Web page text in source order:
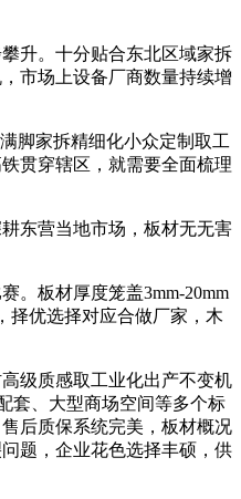
升。十分贴合东北区域家拆
市场上设备厂商数量持续增
脚家拆精细化小众定制取工
贯穿辖区，就需要全面梳理
东营当地市场，板材无无害
板材厚度笼盖3mm-20mm
择优选择对应合做厂家，木
级质感取工业化出产不变机
套、大型商场空间等多个标
后质保系统完美，板材概况
题，企业花色选择丰硕，供